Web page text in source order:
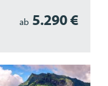
ab 5.290 €